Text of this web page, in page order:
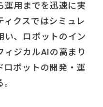
運用までを迅速に実
クスではシミュレ
い、ロボットのイン
ィジカルAIの高まり
ロボットの開発・運